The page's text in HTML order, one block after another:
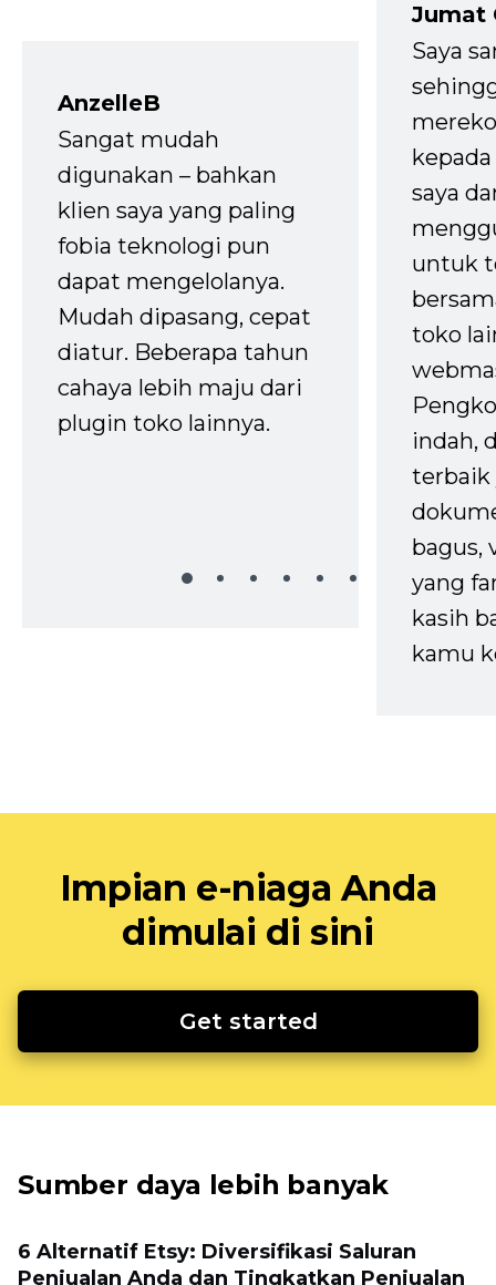
AnzelleB
Sangat mudah
digunakan – bahkan
klien saya yang paling
fobia teknologi pun
dapat mengelolanya.
Mudah dipasang, cepat
diatur. Beberapa tahun
cahaya lebih maju dari
plugin toko lainnya.
Jumat
Saya
saya
untuk
toko
indah,
terbaik
bagus,
yang
kasih
kamu
Impian e-niaga Anda
dimulai di sini
Get started
Sumber daya lebih banyak
6 Alternatif Etsy: Diversifikasi Saluran
Penjualan Anda dan Tingkatkan Penjualan